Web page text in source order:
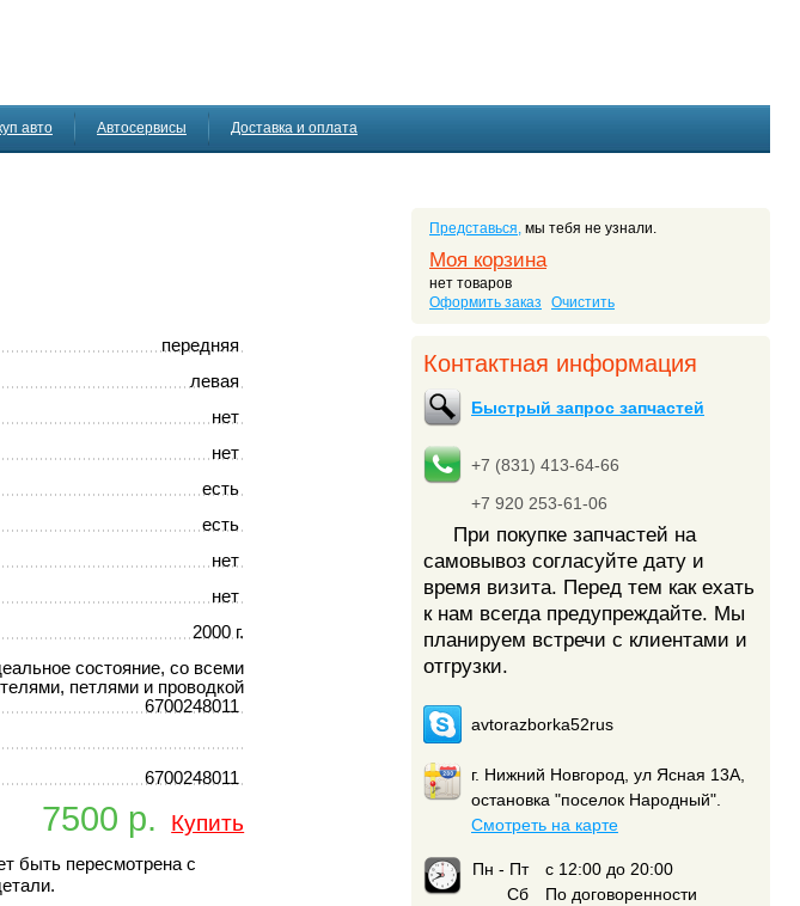
авто Автосервисы Доставка и оплата
Представься, мы тебя не узнали.
Моя корзина
нет товаров
Оформить заказ
Очистить
Контактная информация
Быстрый запрос запчастей
+7 (831) 413-64-66
+7 920 253-61-06
При покупке запчастей на
самовывоз согласуйте дату и
время визита. Перед тем как ехать
к нам всегда предупреждайте. Мы
планируем встречи с клиентами и
отгрузки.
avtorazborka52rus
г. Нижний Новгород, ул Ясная 13А,
остановка "поселок Народный".
Смотреть на карте
Пн - Пт
с 12:00 до 20:00
Сб
По договоренности
передняя
левая
нет
нет
есть
есть
нет
нет
2000 г.
состояние, со всеми
петлями и проводкой
6700248011
6700248011
7500 р. Купить
быть пересмотрена с